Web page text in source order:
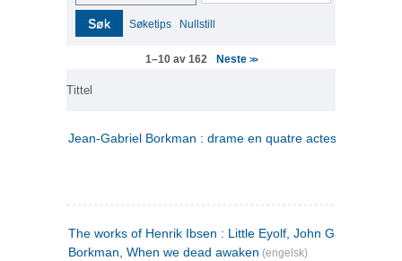
Søk Søketips Nullstill
1–10 av 162 Neste >>
Tittel
Jean-Gabriel Borkman : drame en quatre actes
The works of Henrik Ibsen : Little Eyolf, John Gabriel
Borkman, When we dead awaken (engelsk)